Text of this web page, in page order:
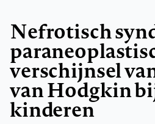
Nefrotisch
verschijnsel
van Hodgkin
kinderen